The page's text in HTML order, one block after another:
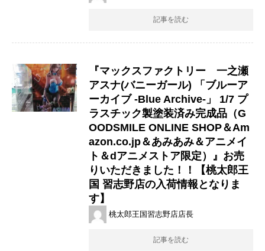
記事を読む
『マックスファクトリー 一之瀬
アスナ(バニーガール) ​「ブルーア
ーカイブ ​-Blue ​Archive-」 ​1/7 ​プ
ラスチック製塗装済み完成品（​G
OODSMILE ​ONLINE ​SHOP＆Am
azon.co.jp＆あみあみ＆アニメイ
ト＆dアニメストア限定）』お売
りいただきました！！【桃太郎王
国 習志野店の入荷情報となりま
す】
桃太郎王国習志野店店長
記事を読む